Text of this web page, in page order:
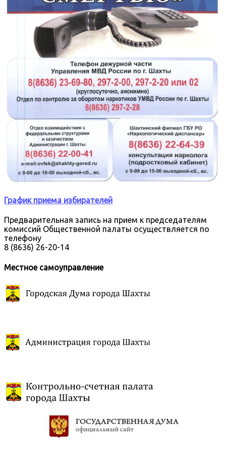
График приема избирателей
Предварительная запись на прием к председателям
комиссий Общественной палаты осуществляется по
телефону
8 (8636) 26-20-14
Местное самоуправление